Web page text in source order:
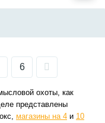
6
охоты, как
представлены
магазины на 4 и 10